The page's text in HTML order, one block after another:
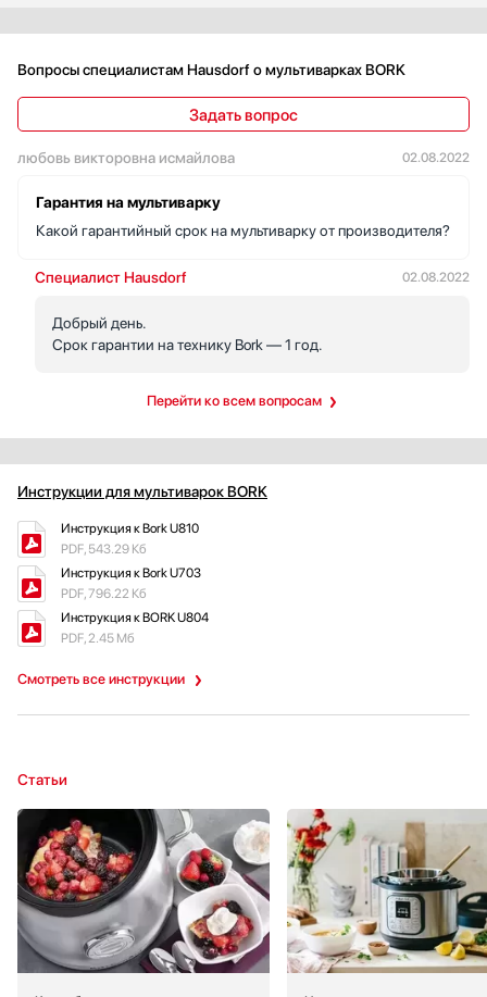
Вопросы специалистам Hausdorf о мультиварках BORK
Задать вопрос
любовь викторовна исмайлова 02.08.2022
Гарантия на мультиварку
Какой гарантийный срок на мультиварку от производителя?
Специалист Hausdorf 02.08.2022
Добрый день.
Срок гарантии на технику Bork — 1 год.
Перейти ко всем вопросам
Инструкции для мультиварок BORK
Смотреть все инструкции
Инструкция к Bork U810
PDF, 543.29 Кб
Инструкция к Bork U703
PDF, 796.22 Кб
Инструкция к BORK U804
PDF, 2.45 Мб
Статьи